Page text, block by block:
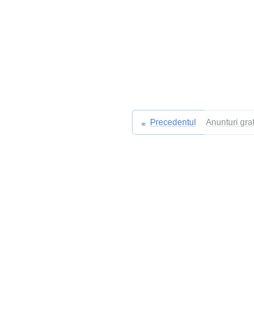
Precedentul Anunturi